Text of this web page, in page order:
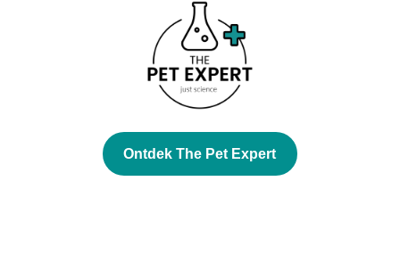
Ontdek The Pet Expert